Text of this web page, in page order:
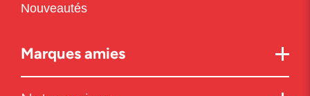
Nouveautés
Marques amies